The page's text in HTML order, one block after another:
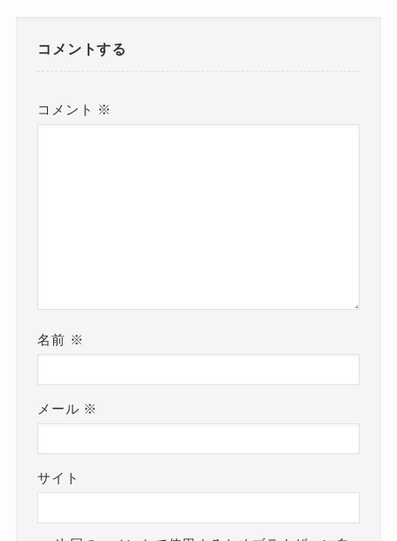
コメントする
コメント ※
名前 ※
メール ※
サイト